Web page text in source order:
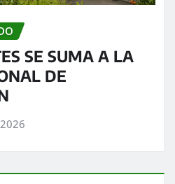
SE SUMA A LA
DE